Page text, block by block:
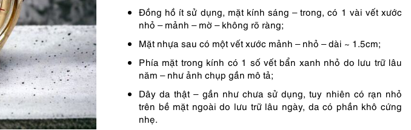
Đồng hồ ít sử dụng, mặt kính sáng – trong, có 1 vài vết xước
nhỏ – mảnh – mờ – không rõ ràng;
Mặt nhựa sau có một vết xước mảnh – nhỏ – dài ~ 1.5cm;
Phía mặt trong kính có 1 số vết bẩn xanh nhỏ do lưu trữ lâu
năm – như ảnh chụp gần mô tả;
Dây da thật – gần như chưa sử dụng, tuy nhiên có rạn nhỏ
trên bề mặt ngoài do lưu trữ lâu ngày, da có phần khô cứng
nhẹ.